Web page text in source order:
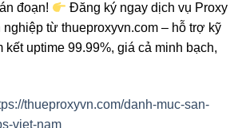
đoạn!
Đăng ký ngay dịch vụ Proxy
từ thueproxyvn.com – hỗ trợ kỹ
kết uptime 99.99%, giá cả minh bạch,
thueproxyvn.com/danh-muc-san-
viet-nam